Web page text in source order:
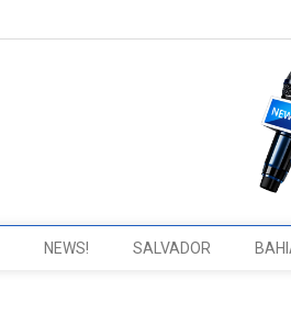
NEWS! SALVADOR